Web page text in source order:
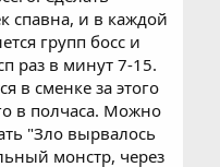
спавна, и в каждой
групп босс и
раз в минут 7-15.
в сменке за этого
в полчаса. Можно
"Зло вырвалось
монстр, через